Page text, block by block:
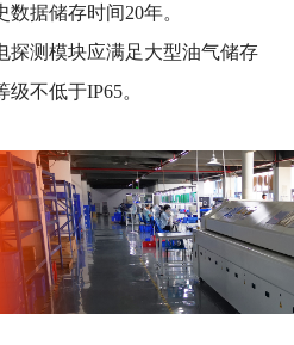
据储存时间20年。
探测模块应满足大型油气储存
不低于IP65。